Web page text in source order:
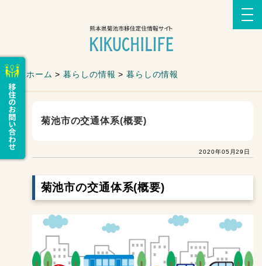
ホーム >暮らしの情報 > 暮らしの情報
菊池市の交通体系(概要)
2020年05月29日
菊池市の交通体系(概要)